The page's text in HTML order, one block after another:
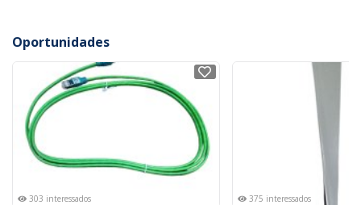
Oportunidades
303 interessados 375 interessados